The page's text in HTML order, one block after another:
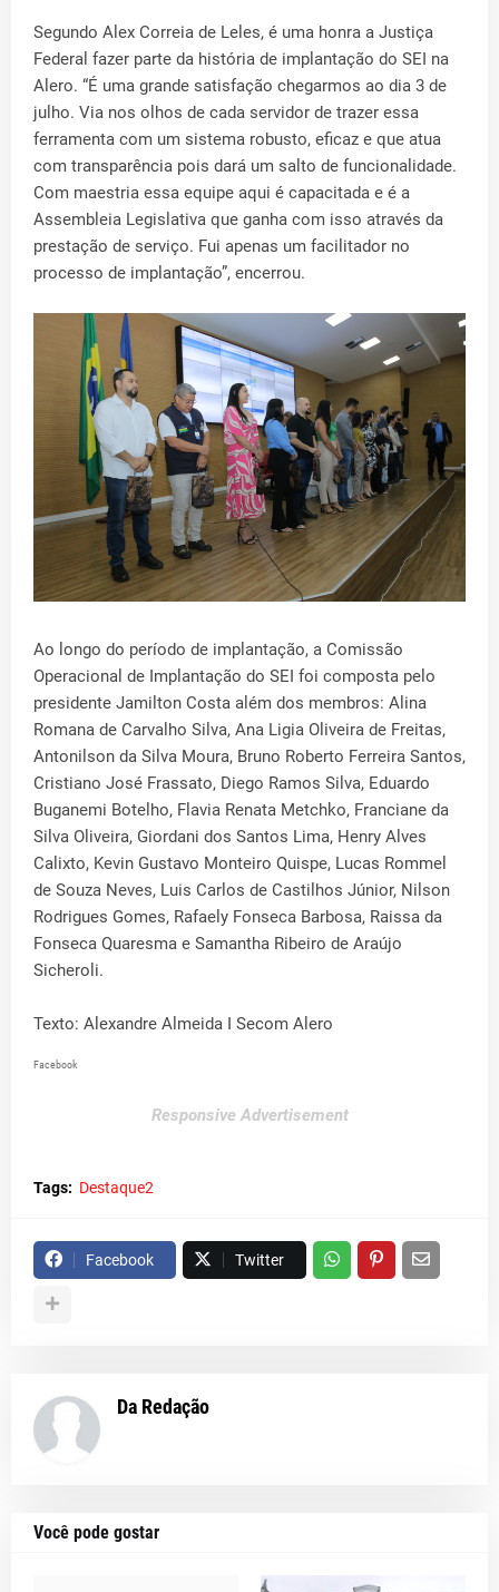
Segundo Alex Correia de Leles, é uma honra a Justiça
Federal fazer parte da história de implantação do SEI na
Alero. “É uma grande satisfação chegarmos ao dia 3 de
julho. Via nos olhos de cada servidor de trazer essa
ferramenta com um sistema robusto, eficaz e que atua
com transparência pois dará um salto de funcionalidade.
Com maestria essa equipe aqui é capacitada e é a
Assembleia Legislativa que ganha com isso através da
prestação de serviço. Fui apenas um facilitador no
processo de implantação”, encerrou.
Ao longo do período de implantação, a Comissão
Operacional de Implantação do SEI foi composta pelo
presidente Jamilton Costa além dos membros: Alina
Romana de Carvalho Silva, Ana Ligia Oliveira de Freitas,
Antonilson da Silva Moura, Bruno Roberto Ferreira Santos,
Cristiano José Frassato, Diego Ramos Silva, Eduardo
Buganemi Botelho, Flavia Renata Metchko, Franciane da
Silva Oliveira, Giordani dos Santos Lima, Henry Alves
Calixto, Kevin Gustavo Monteiro Quispe, Lucas Rommel
de Souza Neves, Luis Carlos de Castilhos Júnior, Nilson
Rodrigues Gomes, Rafaely Fonseca Barbosa, Raissa da
Fonseca Quaresma e Samantha Ribeiro de Araújo
Sicheroli.
Texto: Alexandre Almeida I Secom Alero
Facebook
Responsive Advertisement
Tags: Destaque2
Facebook Twitter
Da Redação
Você pode gostar